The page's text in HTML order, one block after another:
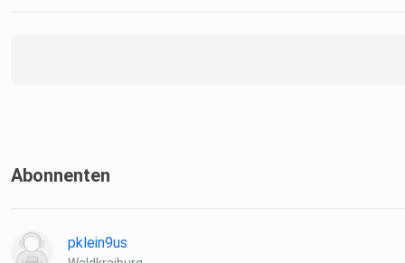
Abonnenten
pklein9us